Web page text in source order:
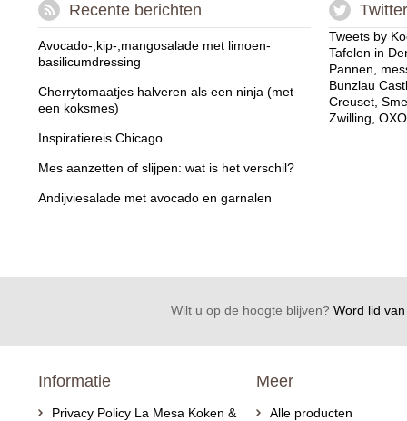
Recente berichten
Avocado-,kip-,mangosalade met limoen-
basilicumdressing
Cherrytomaatjes halveren als een ninja (met
een koksmes)
Inspiratiereis Chicago
Mes aanzetten of slijpen: wat is het verschil?
Andijviesalade met avocado en garnalen
Twitter
Tweets by
Tafelen in
Pannen,
Bunzlau
Creuset,
Zwilling,
Wilt u op de hoogte blijven?Word lid van
Informatie
Privacy Policy La Mesa Koken &
Meer
Alle producten